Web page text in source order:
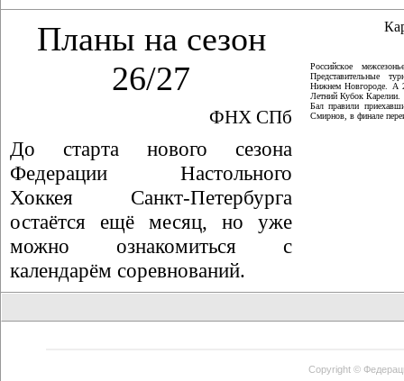
Планы на сезон
26/27
ФНХ СПб
До старта нового сезона
Федерации Настольного
Хоккея Санкт-Петербурга
остаётся ещё месяц, но уже
можно ознакомиться с
календарём соревнований.
Российское
Представительные
Нижнем Новгороде. А
Летний Кубок Карелии.
Бал правили
Смирнов, в финале
Copyright ©